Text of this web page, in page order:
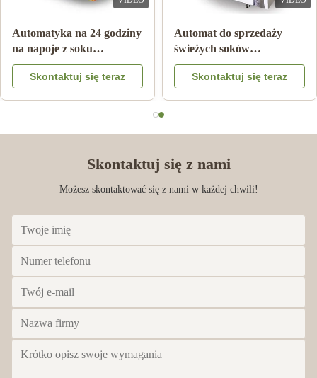
z
z
Automatyka na 24 godziny
na napoje z soku
pomarańczowego
Skontaktuj się teraz
Automat do
świeżych soków
pomarańczowych
Skontaktuj się
Skontaktuj się z nami
Możesz skontaktować się z nami w każdej chwili!